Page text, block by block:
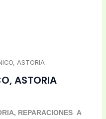
ASTORIA
ASTORIA
REPARACIONES A